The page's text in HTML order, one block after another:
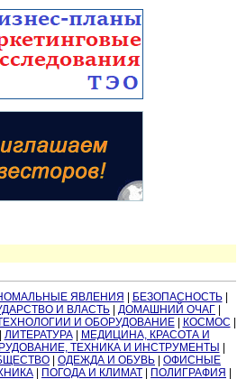
ЯВЛЕНИЯ БЕЗОПАСНОСТЬ|
И ВЛАСТЬ ДОМАШНИЙ ОЧАГ
И ОБОРУДОВАНИЕ| КОСМОС
ЛИТЕРАТУРА|
МЕДИЦИНА, КРАСОТА И
ТЕХНИКА И ИНСТРУМЕНТЫ
ОДЕЖДА И ОБУВЬ
ОФИСНЫЕ
ПОГОДА И КЛИМАТ ПОЛИГРАФИЯ